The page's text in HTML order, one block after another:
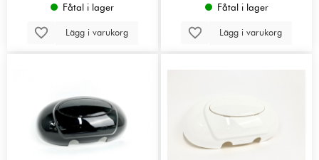
Fåtal i lager
Lägg i varukorg
Fåtal i lager
Lägg i varukorg